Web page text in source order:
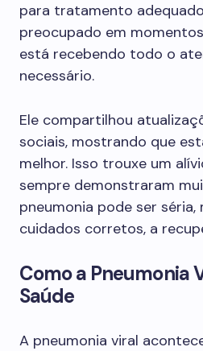
para tratamento
preocupado em
está recebendo todo o
necessário.
Ele compartilhou
sociais, mostrando que
melhor. Isso trouxe um
sempre demonstraram
pneumonia pode ser séria,
cuidados corretos, a
Como a Pneumonia
Saúde
A pneumonia viral